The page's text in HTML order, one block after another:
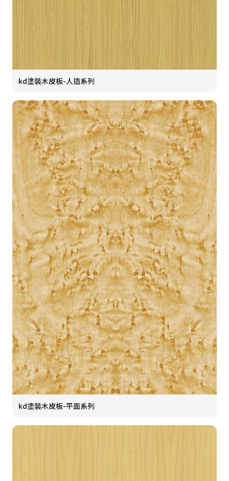
kd塗裝木皮板-人造系列
kd塗裝木皮板-平面系列